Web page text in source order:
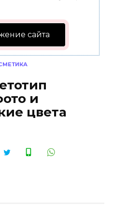
сайта
и
цвета